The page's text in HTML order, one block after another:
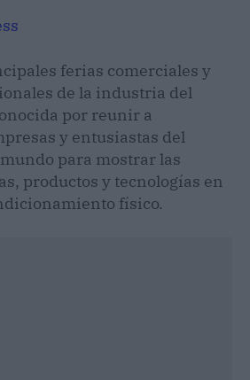
ferias comerciales y
de la industria del
por reunir a
y entusiastas del
para mostrar las
productos y tecnologías en
físico.